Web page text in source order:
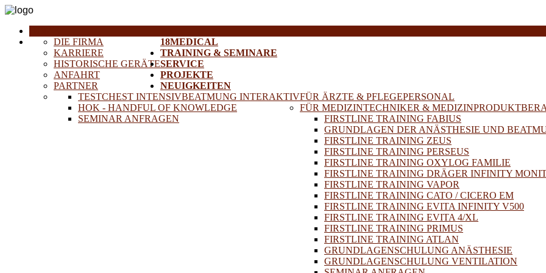
18MEDICAL
DIE FIRMA
KARRIERE
HISTORISCHE GERÄTE
ANFAHRT
PARTNER
TRAINING & SEMINARE
FÜR ÄRZTE & PFLEGEPERSONAL
TESTCHEST INTENSIVBEATMUNG INTERAKTIV
HOK - HANDFUL OF KNOWLEDGE
SEMINAR ANFRAGEN
FÜR MEDIZINTECHNIKER &
FIRSTLINE TRAINING FABIUS
GRUNDLAGEN DER ANÄSTHESIE UND
FIRSTLINE TRAINING ZEUS
FIRSTLINE TRAINING PERSEUS
FIRSTLINE TRAINING OXYLOG FAMILIE
FIRSTLINE TRAINING DRÄGER INFINITY
FIRSTLINE TRAINING VAPOR
FIRSTLINE TRAINING CATO / CICERO EM
FIRSTLINE TRAINING EVITA INFINITY V500
FIRSTLINE TRAINING EVITA 4/XL
FIRSTLINE TRAINING PRIMUS
FIRSTLINE TRAINING ATLAN
GRUNDLAGENSCHULUNG ANÄSTHESIE
GRUNDLAGENSCHULUNG VENTILATION
SERVICE
PROJEKTE
NEUIGKEITEN